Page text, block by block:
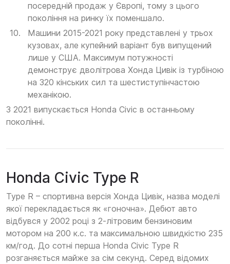
посередній продаж у Європі, тому з цього
покоління на ринку їх поменшало.
Машини 2015-2021 року представлені у трьох
кузовах, але купейний варіант був випущений
лише у США. Максимум потужності
демонструє дволітрова Хонда Цивік із турбіною
на 320 кінських сил та шестиступінчастою
механікою.
З 2021 випускається Honda Civic в останньому
поколінні.
Honda Civic Type R
Type R – спортивна версія Хонда Цивік, назва моделі
якої перекладається як «гоночна». Дебют авто
відбувся у 2002 році з 2-літровим бензиновим
мотором на 200 к.с. та максимальною швидкістю 235
км/год. До сотні перша Honda Civic Type R
розганяється майже за сім секунд. Серед відомих